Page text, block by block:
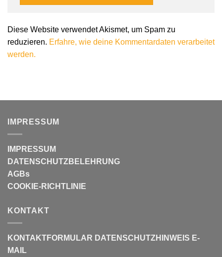
Diese Website verwendet Akismet, um Spam zu
reduzieren. Erfahre, wie deine Kommentardaten verarbeitet
werden.
IMPRESSUM
IMPRESSUM
DATENSCHUTZBELEHRUNG
AGBs
COOKIE-RICHTLINIE
KONTAKT
KONTAKTFORMULAR DATENSCHUTZHINWEIS E-
MAIL